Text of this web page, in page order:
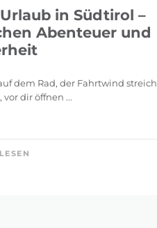
in Südtirol –
Abenteuer und
dem Rad, der Fahrtwind
vor dir öffnen ...